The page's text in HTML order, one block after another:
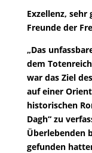
Exzellenz,
Freunde der
„Das
dem
war das Ziel
auf einer
historischen
Dagh“ zu
Überlebenden
gefunden